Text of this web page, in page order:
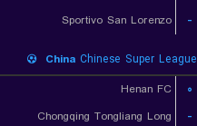
Sportivo San Lorenzo
-
China Chinese Super League
Henan FC
۰
Chongqing Tongliang Long
-